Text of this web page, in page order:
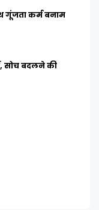
गूंजता कर्म बनाम
सोच बदलने की